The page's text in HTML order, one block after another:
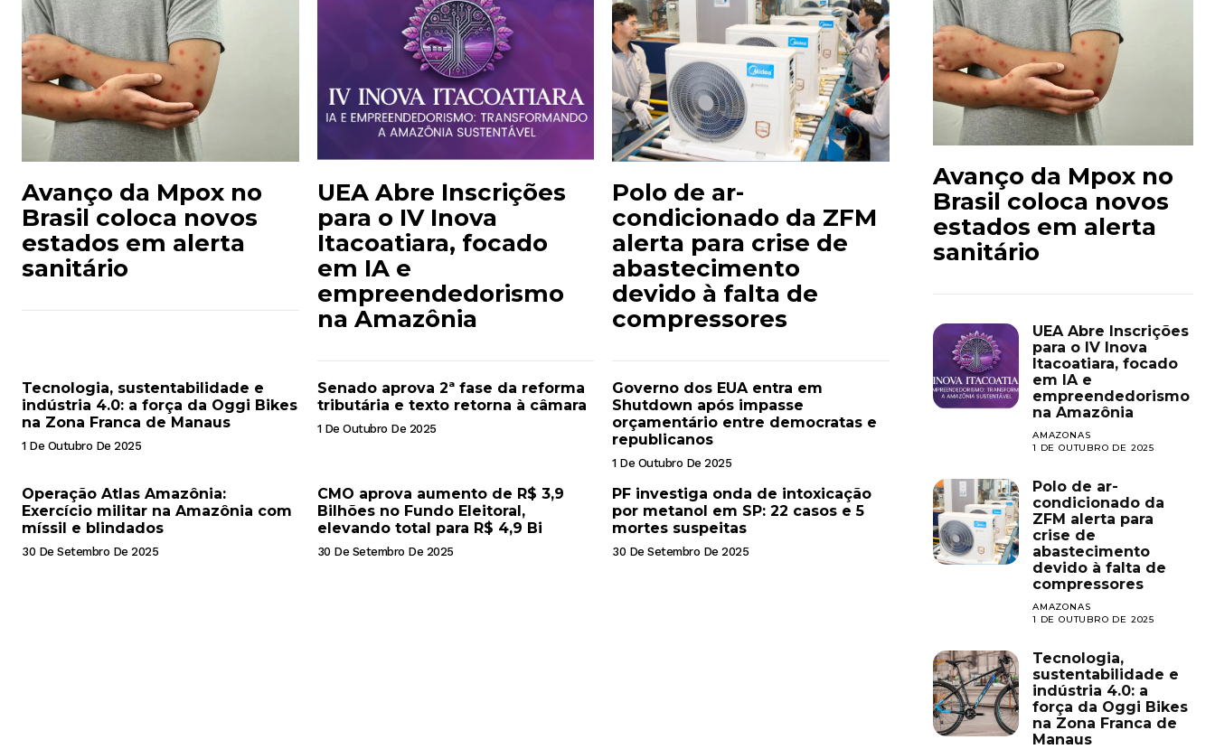
Avanço da Mpox no
Brasil coloca novos
estados em alerta
sanitário
UEA Abre Inscrições
para o IV Inova
Itacoatiara, focado
em IA e
empreendedorismo
na Amazônia
Polo de ar-
condicionado da ZFM
alerta para crise de
abastecimento
devido à falta de
compressores
Tecnologia, sustentabilidade e
indústria 4.0: a força da Oggi Bikes
na Zona Franca de Manaus
1 De Outubro De 2025
Senado aprova 2ª fase da reforma
tributária e texto retorna à câmara
1 De Outubro De 2025
Governo dos EUA entra em
Shutdown após impasse
orçamentário entre democratas e
republicanos
1 De Outubro De 2025
Operação Atlas Amazônia:
Exercício militar na Amazônia com
míssil e blindados
30 De Setembro De 2025
CMO aprova aumento de R$ 3,9
Bilhões no Fundo Eleitoral,
elevando total para R$ 4,9 Bi
30 De Setembro De 2025
PF investiga onda de intoxicação
por metanol em SP: 22 casos e 5
mortes suspeitas
30 De Setembro De 2025
Avanço da Mpox no
Brasil coloca novos
estados em alerta
sanitário
UEA Abre Inscrições
para o IV Inova
Itacoatiara, focado
em IA e
empreendedorismo
na Amazônia
AMAZONAS
1 DE OUTUBRO DE 2025
Polo de ar-
condicionado da
ZFM alerta para
crise de
abastecimento
devido à falta de
compressores
AMAZONAS
1 DE OUTUBRO DE 2025
Tecnologia,
sustentabilidade e
indústria 4.0: a
força da Oggi Bikes
na Zona Franca de
Manaus